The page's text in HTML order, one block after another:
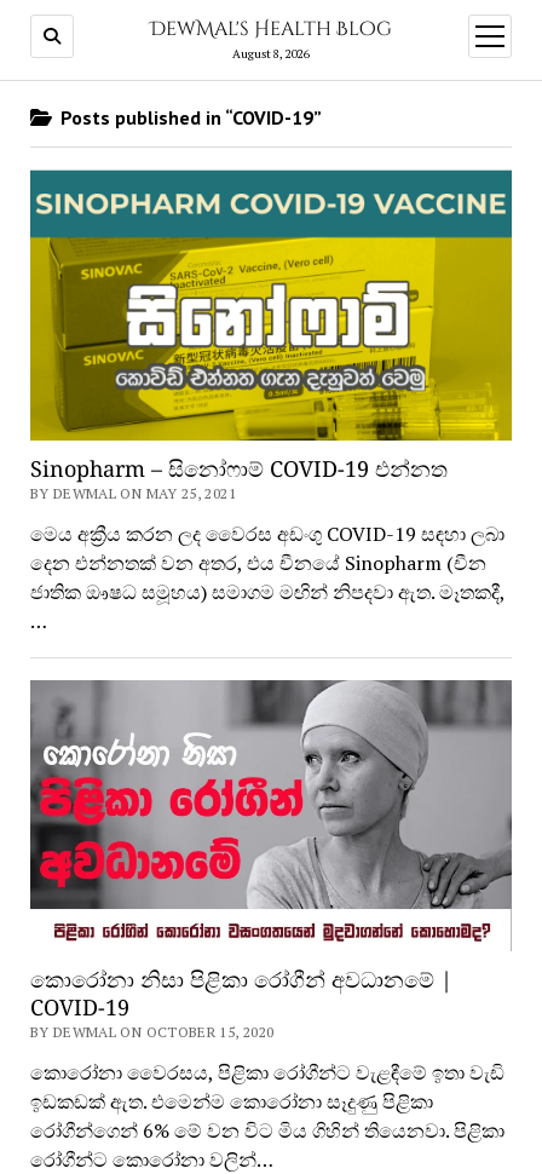
DewMal's Health Blog
August 8, 2026
open
menu
Posts published in “COVID-19”
Sinopharm – සිනෝෆාම් COVID-19 එන්නත
BY DEWMAL ON MAY 25, 2021
මෙය අක්‍රීය කරන ලද වෛරස අඩංගු COVID-19 සඳහා ලබා
දෙන එන්නතක් වන අතර, එය චීනයේ Sinopharm (චීන
ජාතික ඖෂධ සමූහය) සමාගම මඟින් නිපදවා ඇත. මෑතකදී,
…
කොරෝනා නිසා පිළිකා රෝගීන් අවධානමේ |
COVID-19
BY DEWMAL ON OCTOBER 15, 2020
කොරෝනා වෛරසය, පිළිකා රෝගීන්ට වැළඳීමේ ඉතා වැඩි
ඉඩකඩක් ඇත. එමෙන්ම කොරෝනා සෑදුණු පිළිකා
රෝගීන්ගෙන් 6% මේ වන විට මිය ගිහින් තියෙනවා. පිළිකා
රෝගීන්ට කොරෝනා වලින්…